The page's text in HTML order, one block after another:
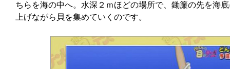
ちらを海の中へ。水深２ｍほどの場所で、鋤簾の先を海
上げながら貝を集めていくのです。